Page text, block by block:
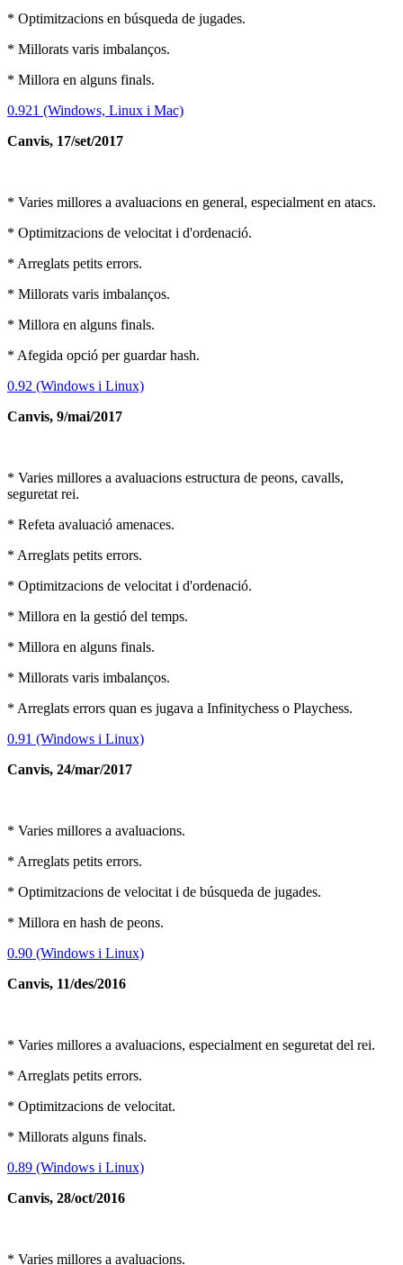
* Optimitzacions en búsqueda de jugades.
* Millorats varis imbalanços.
* Millora en alguns finals.
0.921 (Windows, Linux i Mac)
Canvis, 17/set/2017
* Varies millores a avaluacions en general, especialment en atacs.
* Optimitzacions de velocitat i d'ordenació.
* Arreglats petits errors.
* Millorats varis imbalanços.
* Millora en alguns finals.
* Afegida opció per guardar hash.
0.92 (Windows i Linux)
Canvis, 9/mai/2017
* Varies millores a avaluacions estructura de peons, cavalls,
seguretat rei.
* Refeta avaluació amenaces.
* Arreglats petits errors.
* Optimitzacions de velocitat i d'ordenació.
* Millora en la gestió del temps.
* Millora en alguns finals.
* Millorats varis imbalanços.
* Arreglats errors quan es jugava a Infinitychess o Playchess.
0.91 (Windows i Linux)
Canvis, 24/mar/2017
* Varies millores a avaluacions.
* Arreglats petits errors.
* Optimitzacions de velocitat i de búsqueda de jugades.
* Millora en hash de peons.
0.90 (Windows i Linux)
Canvis, 11/des/2016
* Varies millores a avaluacions, especialment en seguretat del rei.
* Arreglats petits errors.
* Optimitzacions de velocitat.
* Millorats alguns finals.
0.89 (Windows i Linux)
Canvis, 28/oct/2016
* Varies millores a avaluacions.